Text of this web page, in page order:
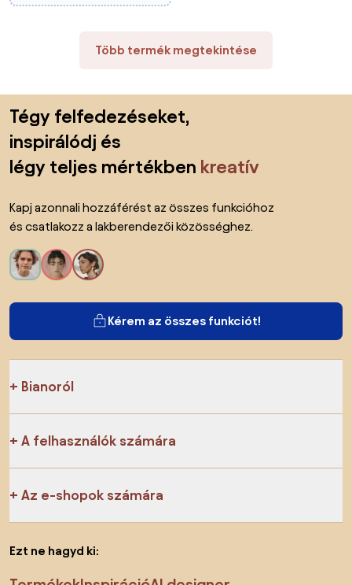
Több termék megtekintése
Tégy felfedezéseket,
inspirálódj és
légy teljes mértékben kreatív
Kapj azonnali hozzáférést az összes funkcióhoz
és csatlakozz a lakberendezői közösséghez.
Kérem az összes funkciót!
Bianoról
A felhasználók számára
Az e-shopok számára
Ezt ne hagyd ki: